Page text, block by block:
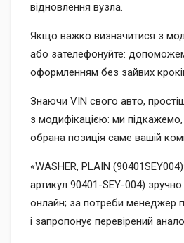
відновлення вузла.
Якщо важко визначитися з
або зателефонуйте:
оформленням без зайвих
Знаючи VIN свого авто,
з модифікацією: ми підкажемо,
обрана позиція саме вашій
«WASHER, PLAIN
артикул 90401-SEY-004)
онлайн; за потреби менеджер
і запропонує перевірений